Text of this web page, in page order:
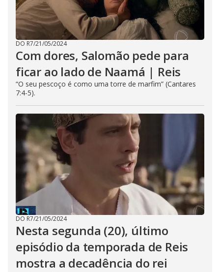
DO R7/21/05/2024
Com dores, Salomão pede para
ficar ao lado de Naamá | Reis
“O seu pescoço é como uma torre de marfim” (Cantares
7:4-5).
DO R7/21/05/2024
Nesta segunda (20), último
episódio da temporada de Reis
mostra a decadência do rei